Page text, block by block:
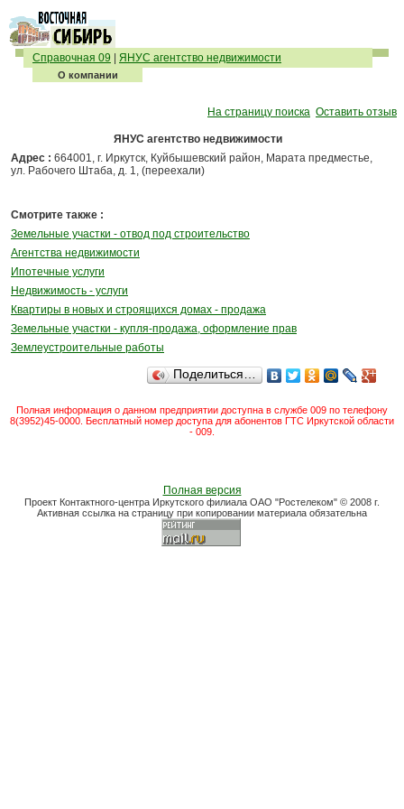
Справочная 09 ЯНУС агентство недвижимости
О компании
На страницу поиска Оставить отзыв
ЯНУС агентство недвижимости
Адрес : 664001, г. Иркутск, Куйбышевский район, Марата предместье,
ул. Рабочего Штаба, д. 1, (переехали)
Смотрите также :
Земельные участки - отвод под строительство
Агентства недвижимости
Ипотечные услуги
Недвижимость - услуги
Квартиры в новых и строящихся домах - продажа
Земельные участки - купля-продажа, оформление прав
Землеустроительные работы
Поделиться…
Полная информация о данном предприятии доступна в службе 009 по телефону
8(3952)45-0000. Бесплатный номер доступа для абонентов ГТС Иркутской области
- 009.
Полная версия
Проект Контактного-центра Иркутского филиала ОАО "Ростелеком" © 2008 г.
Активная ссылка на страницу при копировании материала обязательна